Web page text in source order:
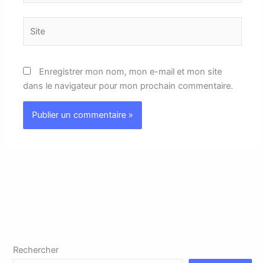
Enregistrer mon nom, mon e-mail et mon site
dans le navigateur pour mon prochain commentaire.
Rechercher